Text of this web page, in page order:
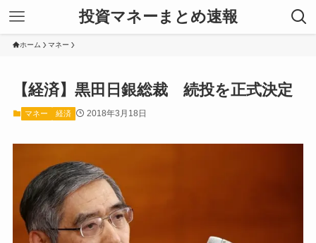
投資マネーまとめ速報
ホーム マネー
【経済】黒田日銀総裁 続投を正式決定
マネー 経済 2018年3月18日